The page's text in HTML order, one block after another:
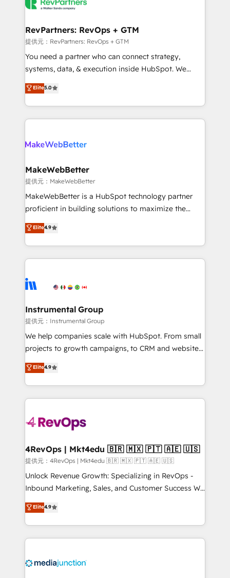
winning design to build scalable, globally
marketing campaigns, & RevOps frameworks that
fuel long-term success We connect the entire
customer lifecycle through seamless integrations,
ensure long-term adoption with change-
and service to drive sustainable growth With 6 key
HubSpot accreditations and experience across
RevPartners: RevOps + GTM
提供元：RevPartners: RevOps + GTM
You need a partner who can connect strategy,
systems, data, & execution inside HubSpot. We
bridge the gap where most agencies fall short by
combining GTM strategy with technical execution to
solve the right problem with the right solution. As the
only firm in the world to hold Elite Partner
clients gain a unique advantage in CRM architecture,
market execution. Why B2B Businesses Choose RP: -
Secure: Soc2 compliant 🛡️ - Pricing: Implementations
starting at $1,5k 💵 - Speed: Launch in 14 days ⚡ -
Global: 75+ RPers across five continents 🌐 - Scale:
HubSpot Partner 🪴 - Sales Hub: More
implementations than any other Partner 💻 -
agency for an Ops problem. Don't hire a technical
agency for a growth problem. Hire a partner built to
Elite5.0
MakeWebBetter
提供元：MakeWebBetter
MakeWebBetter is a HubSpot technology partner
proficient in building solutions to maximize the
operational efficiency of HubSpot. The fastest-
growing tech-enabler & facilitator, MakeWebBetter,
hands you the blend of HubSpot expertise &
eminent solutions & integrations. Trust us to
Elite Partners with 10+ years of HubSpot experience
Premier Partner 2023 🌟5 HubSpot Accreditations 🌟
Won HubSpot Theme Challenge 2021 🌟INBOUND’19
HubSpot Rising Star Why us? Harnessing the full
potential of the powerful HubSpot CRM. ✔️A team of
HubSpot experience ✔️Flexible pricing models —
Hourly-fee (assigned one Dedicated HubSpot
requirement). ✔️Helped over 25,000+ customers so
far with our HubSpot solutions. ✔️Bespoke apps &
on-demand bundle services. Connect with us today!
Elite4.9
Instrumental Group
提供元：Instrumental Group
We help companies scale with HubSpot. From small
projects to growth campaigns, to CRM and websites.
Hire an agency that's experienced in every inch of
HubSpot and willing to work hand-in-hand with your
team to simplify the complex and build a better
experience for your team and customers.
Elite4.9
4RevOps | Mkt4edu 🇧🇷 🇲🇽 🇵🇹 🇦🇪 🇺🇸
提供元：4RevOps | Mkt4edu 🇧🇷 🇲🇽 🇵🇹 🇦🇪 🇺🇸
Unlock Revenue Growth: Specializing in RevOps -
Inbound Marketing, Sales, and Customer Success We
specialize in driving revenue growth for companies
across industries through tailored marketing, sales,
and customer success strategies, utilizing RevOps
methodologies. As Latin America's largest HubSpot
offer unparalleled insights. Operating in five
Elite4.9